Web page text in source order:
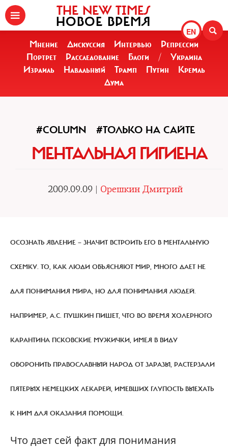
EN
THE NEW TIMES
НОВОЕ ВРЕМЯ
Мнение Дискуссия Интервью
Репрессии
Портрет
Расследование Блоги /
Украина
Израиль
Навальный Трамп Путин
Кремль
Дума
#COLUMN #ТОЛЬКО НА САЙТЕ
МЕНТАЛЬНАЯ ГИГИЕНА
2009.09.09 | Орешкин Дмитрий
ОСОЗНАТЬ ЯВЛЕНИЕ — ЗНАЧИТ ВСТРОИТЬ ЕГО В МЕНТАЛЬНУЮ
СХЕМКУ. ТО, КАК ЛЮДИ ОБЪЯСНЯЮТ МИР, МНОГО ДАЕТ НЕ
ДЛЯ ПОНИМАНИЯ МИРА, НО ДЛЯ ПОНИМАНИЯ ЛЮДЕЙ.
НАПРИМЕР, А.С. ПУШКИН ПИШЕТ, ЧТО ВО ВРЕМЯ ХОЛЕРНОГО
КАРАНТИНА ПСКОВСКИЕ МУЖИЧКИ, ИМЕЯ В ВИДУ
ОБОРОНИТЬ ПРАВОСЛАВНЫЙ НАРОД ОТ ЗАРАЗЫ, РАСТЕРЗАЛИ
ПЯТЕРЫХ НЕМЕЦКИХ ЛЕКАРЕЙ, ИМЕВШИХ ГЛУПОСТЬ ВЫЕХАТЬ
К НИМ ДЛЯ ОКАЗАНИЯ ПОМОЩИ.
Что дает сей факт для понимания